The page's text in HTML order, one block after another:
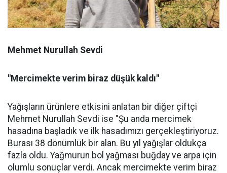
Mehmet Nurullah Sevdi
"Mercimekte verim biraz düşük kaldı"
Yağışların ürünlere etkisini anlatan bir diğer çiftçi
Mehmet Nurullah Sevdi ise "Şu anda mercimek
hasadına başladık ve ilk hasadımızı gerçekleştiriyoruz.
Burası 38 dönümlük bir alan. Bu yıl yağışlar oldukça
fazla oldu. Yağmurun bol yağması buğday ve arpa için
olumlu sonuçlar verdi. Ancak mercimekte verim biraz